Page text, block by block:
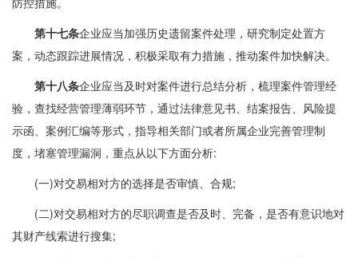
第十七条企业应当加强历史遗留案件处理，研究制定处置方
案，动态跟踪进展情况，积极采取有力措施，推动案件加快解决。
第十八条企业应当及时对案件进行总结分析，梳理案件管理经
验，查找经营管理薄弱环节，通过法律意见书、结案报告、风险提
示函、案例汇编等形式，指导相关部门或者所属企业完善管理制
度，堵塞管理漏洞，重点从以下方面分析:
(一)对交易相对方的选择是否审慎、合规;
(二)对交易相对方的尽职调查是否及时、完备，是否有意识地对
其财产线索进行搜集;